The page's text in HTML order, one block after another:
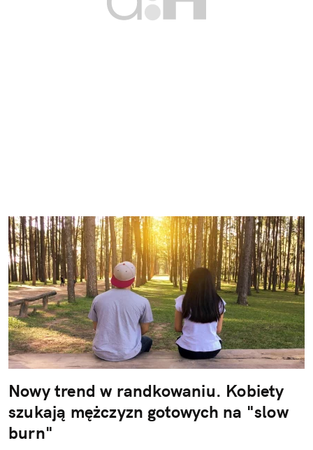
Nowy trend w randkowaniu. Kobiety
szukają mężczyzn gotowych na "slow
burn"